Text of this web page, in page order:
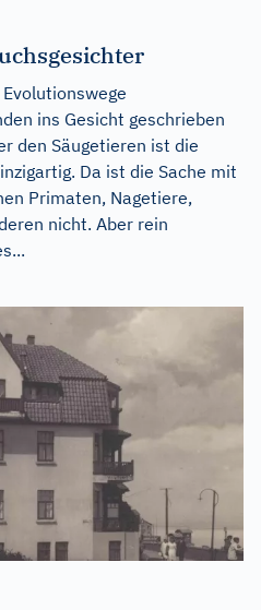
ins Gesicht geschrieben
den Säugetieren ist die
Da ist die Sache mit
Primaten, Nagetiere,
nicht. Aber rein